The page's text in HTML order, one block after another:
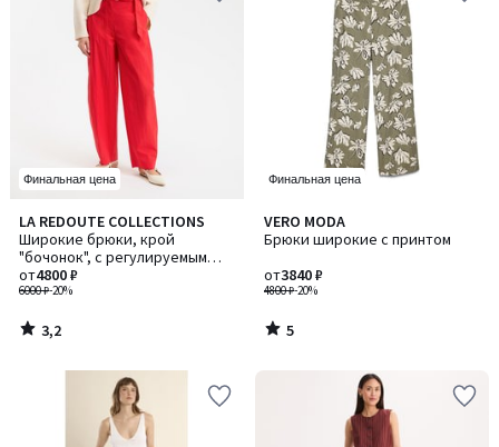
Финальная цена
LA REDOUTE COLLECTIONS
Широкие брюки, крой
"бочонок", с регулируемым
поясом
6000 ₽-20%
от4800 ₽
3,2
/ 5
3,2
/
Финальная цена
VERO MODA
Брюки широкие с принтом
4800 ₽-20%
от3840 ₽
5
/
5
/